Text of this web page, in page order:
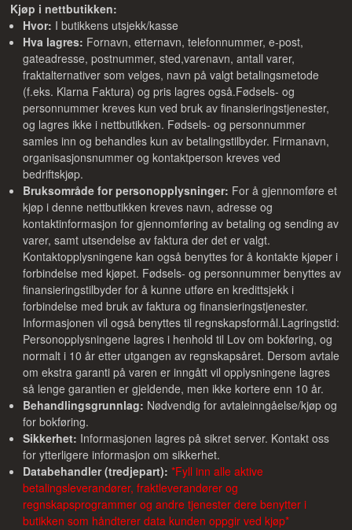
Kjøp i nettbutikken:
Hvor: I butikkens utsjekk/kasse
Hva lagres: Fornavn, etternavn, telefonnummer, e-post,
gateadresse, postnummer, sted,varenavn, antall varer,
fraktalternativer som velges, navn på valgt betalingsmetode
(f.eks. Klarna Faktura) og pris lagres også.Fødsels- og
personnummer kreves kun ved bruk av finansieringstjenester,
og lagres ikke i nettbutikken. Fødsels- og personnummer
samles inn og behandles kun av betalingstilbyder. Firmanavn,
organisasjonsnummer og kontaktperson kreves ved
bedriftskjøp.
Bruksområde for personopplysninger: For å gjennomføre et
kjøp i denne nettbutikken kreves navn, adresse og
kontaktinformasjon for gjennomføring av betaling og sending av
varer, samt utsendelse av faktura der det er valgt.
Kontaktopplysningene kan også benyttes for å kontakte kjøper i
forbindelse med kjøpet. Fødsels- og personnummer benyttes av
finansieringstilbyder for å kunne utføre en kredittsjekk i
forbindelse med bruk av faktura og finansieringstjenester.
Informasjonen vil også benyttes til regnskapsformål.Lagringstid:
Personopplysningene lagres i henhold til Lov om bokføring, og
normalt i 10 år etter utgangen av regnskapsåret. Dersom avtale
om ekstra garanti på varen er inngått vil opplysningene lagres
så lenge garantien er gjeldende, men ikke kortere enn 10 år.
Behandlingsgrunnlag: Nødvendig for avtaleinngåelse/kjøp og
for bokføring.
Sikkerhet: Informasjonen lagres på sikret server. Kontakt oss
for ytterligere informasjon om sikkerhet.
Databehandler (tredjepart): *Fyll inn alle aktive
betalingsleverandører, fraktleverandører og
regnskapsprogrammer og andre tjenester dere benytter i
butikken som håndterer data kunden oppgir ved kjøp*